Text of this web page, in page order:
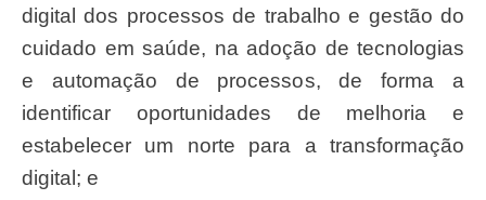
digital dos processos de trabalho e gestão do
cuidado em saúde, na adoção de tecnologias
e automação de processos, de forma a
identificar oportunidades de melhoria e
estabelecer um norte para a transformação
digital; e